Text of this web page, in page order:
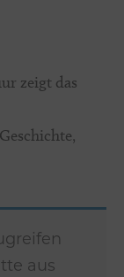
zeigt das
aus